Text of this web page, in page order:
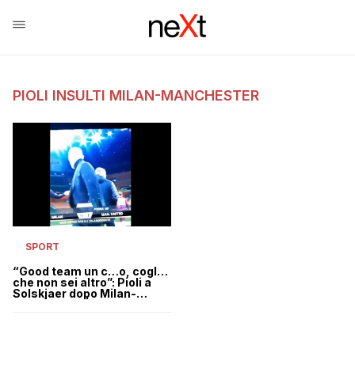
PIOLI INSULTI MILAN-MANCHESTER
SPORT
“Good team un c…o, cogl…
che non sei altro”: Pioli a
Solskjaer dopo Milan-